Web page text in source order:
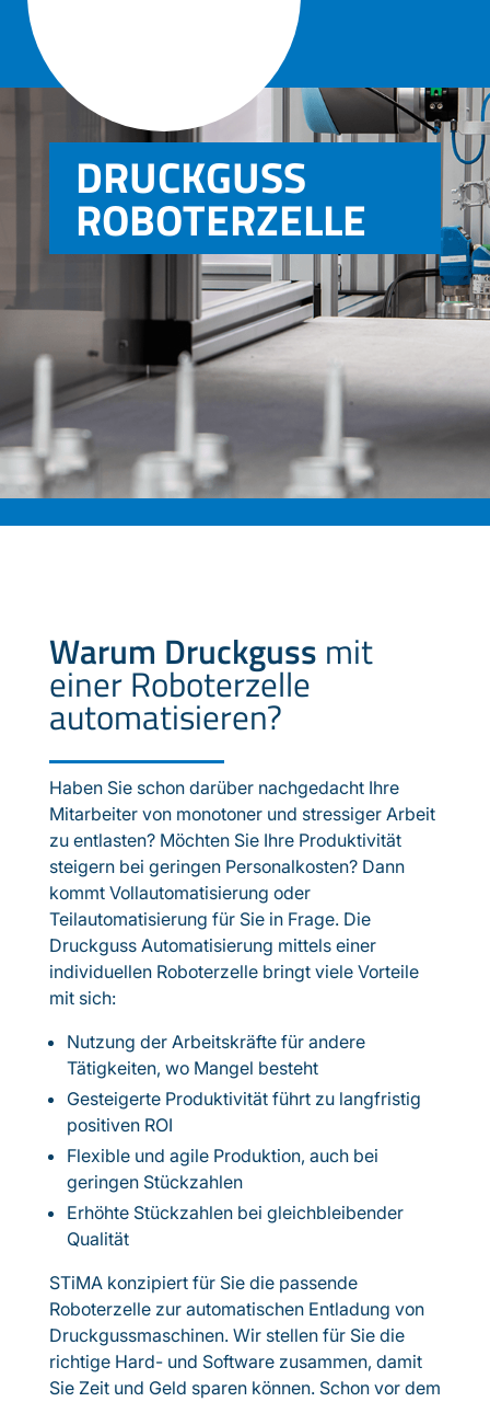
DRUCKGUSS
ROBOTERZELLE
Warum Druckguss mit
einer Roboterzelle
automatisieren?
Haben Sie schon darüber nachgedacht Ihre
Mitarbeiter von monotoner und stressiger Arbeit
zu entlasten? Möchten Sie Ihre Produktivität
steigern bei geringen Personalkosten? Dann
kommt Vollautomatisierung oder
Teilautomatisierung für Sie in Frage. Die
Druckguss Automatisierung mittels einer
individuellen Roboterzelle bringt viele Vorteile
mit sich:
Nutzung der Arbeitskräfte für andere
Tätigkeiten, wo Mangel besteht
Gesteigerte Produktivität führt zu langfristig
positiven ROI
Flexible und agile Produktion, auch bei
geringen Stückzahlen
Erhöhte Stückzahlen bei gleichbleibender
Qualität
STiMA konzipiert für Sie die passende
Roboterzelle zur automatischen Entladung von
Druckgussmaschinen. Wir stellen für Sie die
richtige Hard- und Software zusammen, damit
Sie Zeit und Geld sparen können. Schon vor dem